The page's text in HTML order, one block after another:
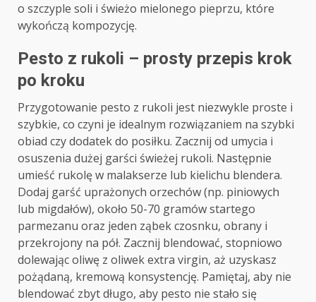
o szczyple soli i świeżo mielonego pieprzu, które
wykończą kompozycję.
Pesto z rukoli – prosty przepis krok
po kroku
Przygotowanie pesto z rukoli jest niezwykle proste i
szybkie, co czyni je idealnym rozwiązaniem na szybki
obiad czy dodatek do posiłku. Zacznij od umycia i
osuszenia dużej garści świeżej rukoli. Następnie
umieść rukolę w malakserze lub kielichu blendera.
Dodaj garść uprażonych orzechów (np. piniowych
lub migdałów), około 50-70 gramów startego
parmezanu oraz jeden ząbek czosnku, obrany i
przekrojony na pół. Zacznij blendować, stopniowo
dolewając oliwę z oliwek extra virgin, aż uzyskasz
pożądaną, kremową konsystencję. Pamiętaj, aby nie
blendować zbyt długo, aby pesto nie stało się